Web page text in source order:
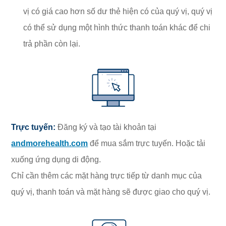
vị có giá cao hơn số dư thẻ hiện có của quý vị, quý vị
có thể sử dụng một hình thức thanh toán khác để chi
trả phần còn lại.
Trực tuyến:Đăng ký và tạo tài khoản tại
andmorehealth.com để mua sắm trực tuyến. Hoặc tải
xuống ứng dụng di động.
Chỉ cần thêm các mặt hàng trực tiếp từ danh mục của
quý vị, thanh toán và mặt hàng sẽ được giao cho quý vị.